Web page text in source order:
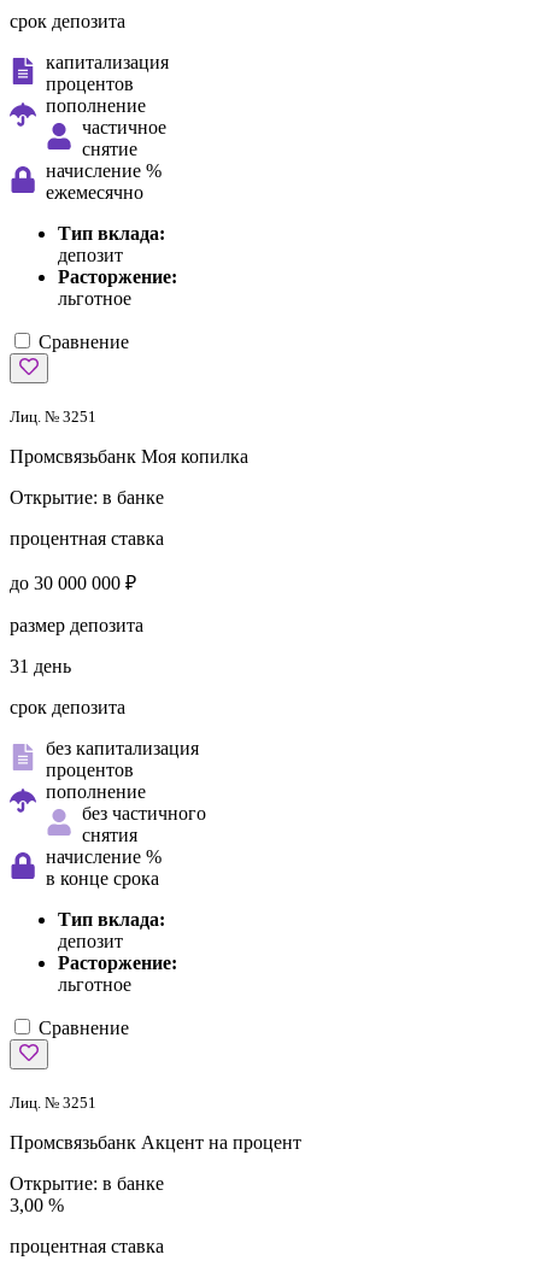
срок депозита
капитализация
процентов
пополнение
частичное
снятие
начисление %
ежемесячно
Тип вклада:
депозит
Расторжение:
льготное
Сравнение
Лиц. № 3251
Промсвязьбанк Моя копилка
Открытие: в банке
процентная ставка
до 30 000 000 ₽
размер депозита
31 день
срок депозита
без капитализация
процентов
пополнение
без частичного
снятия
начисление %
в конце срока
Тип вклада:
депозит
Расторжение:
льготное
Сравнение
Лиц. № 3251
Промсвязьбанк Акцент на процент
Открытие: в банке
3,00 %
процентная ставка